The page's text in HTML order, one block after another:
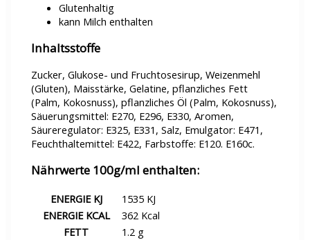
Glutenhaltig
kann Milch enthalten
Inhaltsstoffe
Zucker, Glukose- und Fruchtosesirup, Weizenmehl
(Gluten), Maisstärke, Gelatine, pflanzliches Fett
(Palm, Kokosnuss), pflanzliches Öl (Palm, Kokosnuss),
Säuerungsmittel: E270, E296, E330, Aromen,
Säureregulator: E325, E331, Salz, Emulgator: E471,
Feuchthaltemittel: E422, Farbstoffe: E120. E160c.
Nährwerte 100g/ml enthalten:
ENERGIE KJ
1535 KJ
ENERGIE KCAL
362 Kcal
FETT
1.2 g